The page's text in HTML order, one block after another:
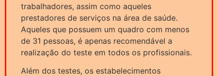
trabalhadores, assim como aqueles
prestadores de serviços na área de saúde.
Aqueles que possuem um quadro com menos
de 31 pessoas, é apenas recomendável a
realização do teste em todos os profissionais.
Além dos testes, os estabelecimentos